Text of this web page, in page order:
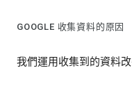
GOOGLE 收集資料的原因
我們運用收集到的資料